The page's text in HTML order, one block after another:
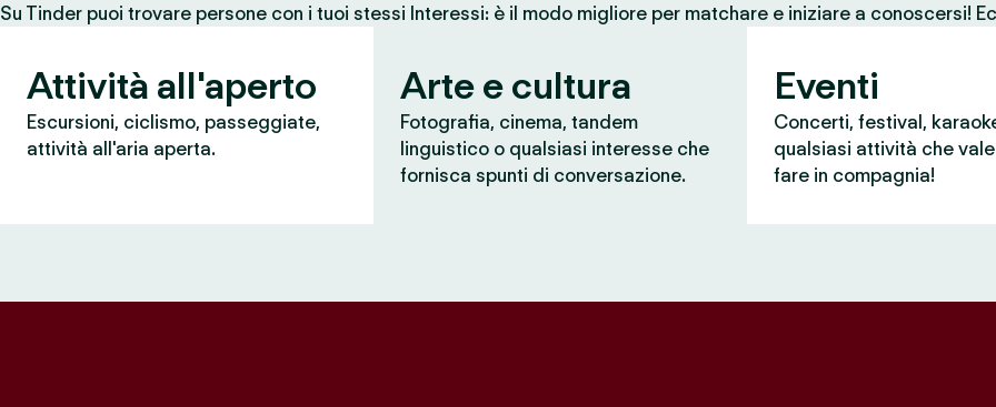
Su Tinder puoi trovare persone con i tuoi stessi Interessi: è il modo migliore per matchare e iniziare a conoscersi!
Attività all'aperto
Escursioni, ciclismo, passeggiate,
attività all'aria aperta.
Arte e cultura
Fotografia, cinema, tandem
linguistico o qualsiasi interesse che
fornisca spunti di conversazione.
Eventi
Concerti, festival,
qualsiasi attività che
fare in compagnia!